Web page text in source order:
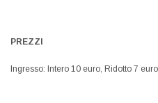
PREZZI
Ingresso: Intero 10 euro, Ridotto 7